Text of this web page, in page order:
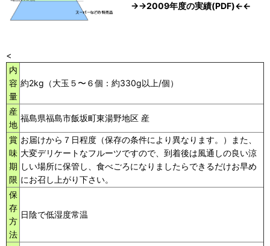
→→2009年度の実績(PDF)←←
<
内
容
量
約2kg（大玉５〜６個：約330g以上/個）
産
地
福島県福島市飯坂町東湯野地区 産
賞
味
期
限
お届けから７日程度（保存の条件により異なります。）また、
大変デリケートなフルーツですので、到着後は風通しの良い涼
しい場所に保管し、食べごろになりましたらできるだけお早め
にお召し上がり下さい。
保
存
方
法
日陰で低湿度常温